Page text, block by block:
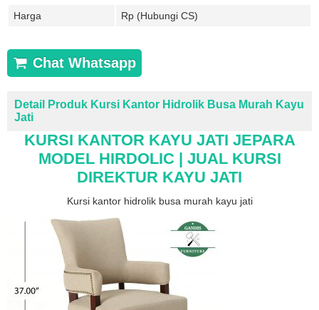
Harga
Rp (Hubungi CS)
Chat Whatsapp
Detail Produk Kursi Kantor Hidrolik Busa Murah Kayu
Jati
KURSI KANTORKAYU JATI JEPARA
MODEL HIRDOLIC | JUAL KURSI
DIREKTUR KAYU JATI
Kursi kantor hidrolik busa murah kayu jati